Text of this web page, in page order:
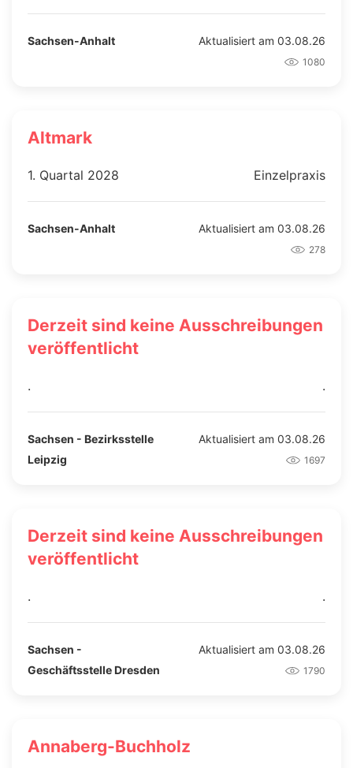
Sachsen-Anhalt Aktualisiert am 03.08.26
1080
Altmark
1. Quartal 2028 Einzelpraxis
Sachsen-Anhalt Aktualisiert am 03.08.26
278
Derzeit sind keine Ausschreibungen
veröffentlicht
. .
Sachsen - Bezirksstelle
Leipzig
Aktualisiert am 03.08.26
1697
Derzeit sind keine Ausschreibungen
veröffentlicht
. .
Sachsen -
Geschäftsstelle Dresden
Aktualisiert am 03.08.26
1790
Annaberg-Buchholz